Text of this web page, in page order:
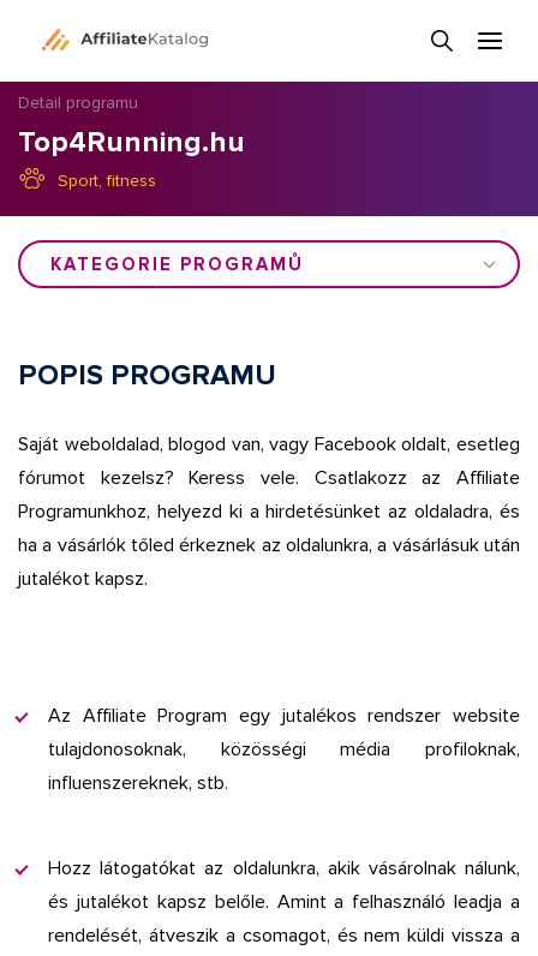
Detail programu
Top4Running.hu
Sport, fitness
KATEGORIE PROGRAMŮ
POPIS PROGRAMU
Saját weboldalad, blogod van, vagy Facebook oldalt, esetleg
fórumot kezelsz? Keress vele. Csatlakozz az Affiliate
Programunkhoz, helyezd ki a hirdetésünket az oldaladra, és
ha a vásárlók tőled érkeznek az oldalunkra, a vásárlásuk után
jutalékot kapsz.
Az Affiliate Program egy jutalékos rendszer website
tulajdonosoknak, közösségi média profiloknak,
influenszereknek, stb.
Hozz látogatókat az oldalunkra, akik vásárolnak nálunk,
és jutalékot kapsz belőle. Amint a felhasználó leadja a
rendelését, átveszik a csomagot, és nem küldi vissza a